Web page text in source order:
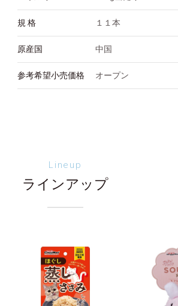
規 格 １１本
原産国 中国
参考希望小売価格 オープン
Lineup
ラインアップ